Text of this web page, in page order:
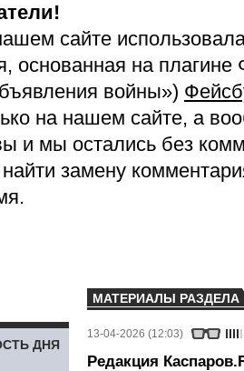
сайте
основанная на
войны»)
на нашем сайте, а
и мы остались без
замену
ДНЯ
МАТЕРИАЛЫ РАЗДЕЛА
13-04-2026 (12:03)
Редакция